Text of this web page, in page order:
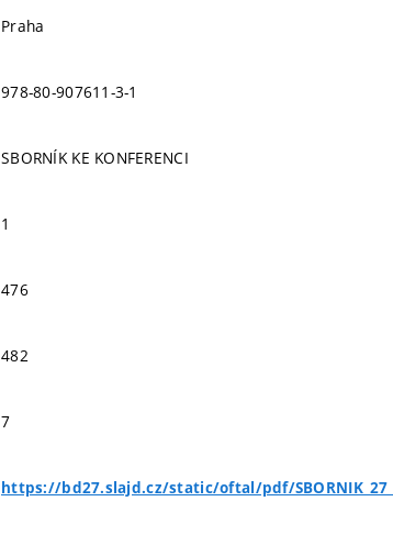
Praha
978-80-907611-3-1
SBORNÍK KE KONFERENCI
1
476
482
7
https://bd27.slajd.cz/static/oftal/pdf/